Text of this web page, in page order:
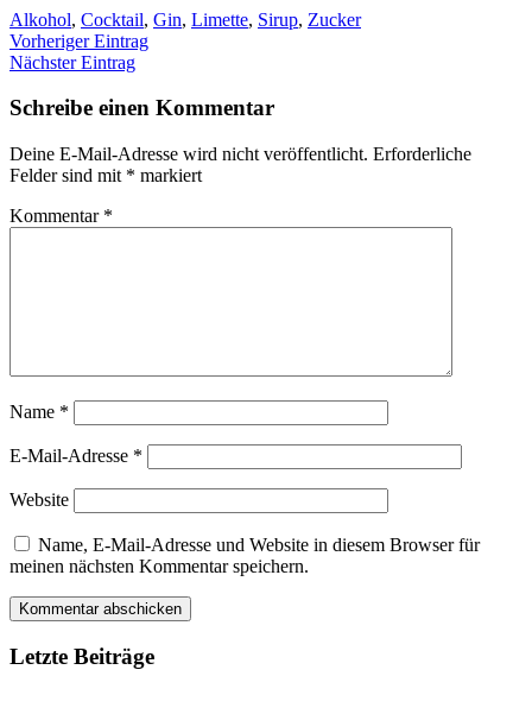
Alkohol, Cocktail, Gin, Limette, Sirup, Zucker
Vorheriger Eintrag
Nächster Eintrag
Schreibe einen Kommentar
Deine E-Mail-Adresse wird nicht veröffentlicht. Erforderliche
Felder sind mit * markiert
Kommentar *
Name *
E-Mail-Adresse *
Website
Name, E-Mail-Adresse und Website in diesem Browser für
meinen nächsten Kommentar speichern.
Letzte Beiträge